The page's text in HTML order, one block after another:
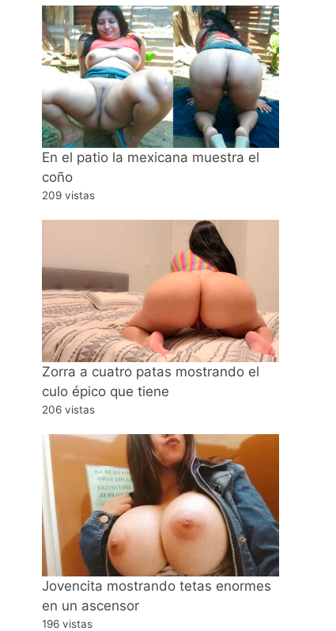
En el patio la mexicana muestra el
coño
209 vistas
Zorra a cuatro patas mostrando el
culo épico que tiene
206 vistas
Jovencita mostrando tetas enormes
en un ascensor
196 vistas